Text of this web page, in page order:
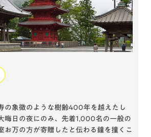
の象徴のような樹齢400年を越えたし
晦日の夜にのみ、先着1,000名の一般の
お万の方が寄贈したと伝わる鐘を撞くこ